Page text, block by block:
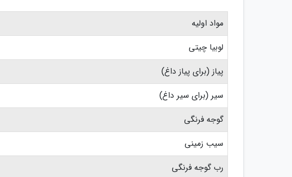
مواد اولیه
لوبیا چیتی
پیاز (برای پیاز داغ)
سیر (برای سیر داغ)
گوجه فرنگی
سیب زمینی
رب گوجه فرنگی